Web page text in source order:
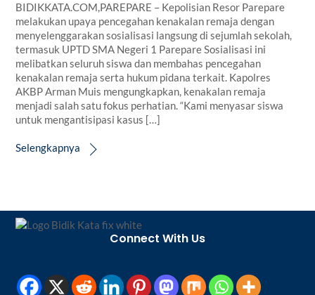
BIDIKKATA.COM,PAREPARE – Kepolisian Resor Parepare
melakukan upaya pencegahan kenakalan remaja dengan
menyelenggarakan sosialisasi langsung di sejumlah sekolah,
termasuk UPTD SMA Negeri 1 Parepare Sosialisasi ini
melibatkan seluruh siswa dan membahas pencegahan
kenakalan remaja serta hukum pidana terkait. Kapolres
AKBP Arman Muis mengungkapkan, kenakalan remaja
menjadi salah satu fokus perhatian. “Kami menyasar siswa
untuk mengantisipasi kasus […]
Selengkapnya
Back
Connect With Us